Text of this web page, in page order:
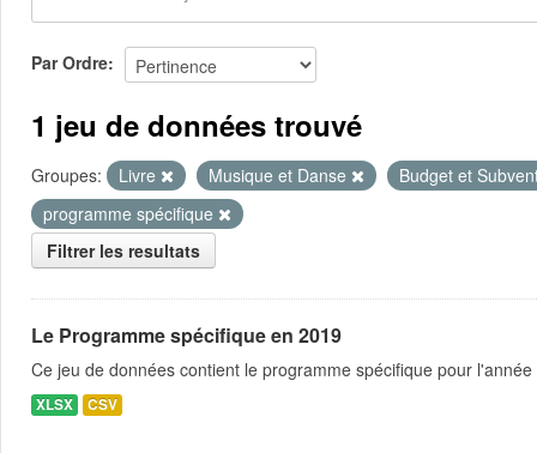
Demandes 0
À propos
Par Ordre
1 jeu de données trouvé
Groupes: Livre Musique et Danse
Budget et
programme spécifique
Filtrer les resultats
Le Programme spécifique en 2019
Ce jeu de données contient le programme spécifique pour
XLSX CSV